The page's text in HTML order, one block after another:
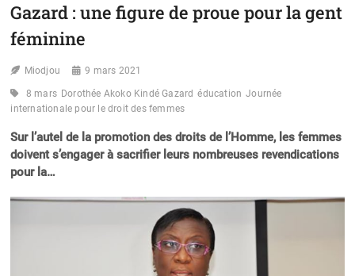
Gazard : une figure de proue pour la gent
féminine
Miodjou 9 mars 2021
8 mars Dorothée Akoko Kindé Gazard éducation Journée
internationale pour le droit des femmes
Sur l’autel de la promotion des droits de l’Homme, les femmes
doivent s’engager à sacrifier leurs nombreuses revendications
pour la…